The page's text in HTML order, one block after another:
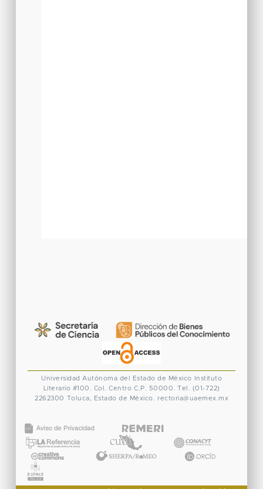
Universidad Autónoma del Estado de México
Instituto
Literario #100. Col. Centro C.P. 50000. Tel. (01-722)
2262300 Toluca, Estado de México. rectoria@uaemex.mx